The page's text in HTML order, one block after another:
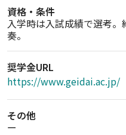
資格・条件
入学時は入試成績で選考
奏。
奨学金URL
https://www.geidai.ac.jp/
その他
ー